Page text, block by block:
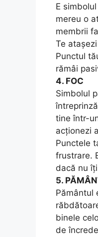
E
mereu o
membrii
Te
Punctul
rămâi
4. FOC
Simbolul
tine într-
acționezi
Punctele
frustrare.
dacă nu
5.
Pământul
binele
de